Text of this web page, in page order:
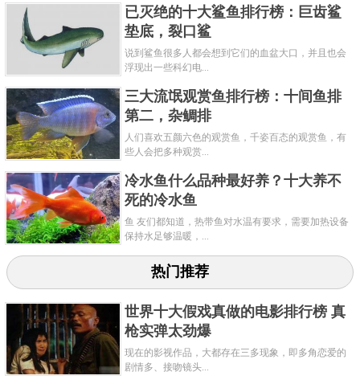
已灭绝的十大鲨鱼排行榜：巨齿鲨
垫底，裂口鲨
说到鲨鱼很多人都会想到它们的血盆大口，并且也会
浮现出一些科幻电...
三大流氓观赏鱼排行榜：十间鱼排
第二，杂鲷排
人们喜欢五颜六色的观赏鱼，千姿百态的观赏鱼，有
些人会把多种观赏...
冷水鱼什么品种最好养？十大养不
死的冷水鱼
鱼 友们都知道，热带鱼对水温有要求，需要加热设备
保持水足够温暖，...
热门推荐
世界十大假戏真做的电影排行榜 真
枪实弹太劲爆
现在的影视作品，大都存在三多现象，即多角恋爱的
剧情多、接吻镜头...